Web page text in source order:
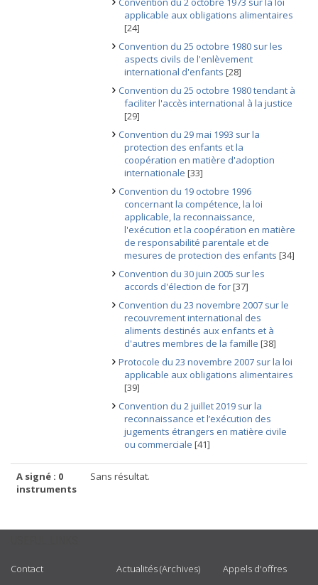
applicable aux obligations alimentaires
[24]
Convention du 25 octobre 1980 sur les
aspects civils de l'enlèvement
international d'enfants [28]
Convention du 25 octobre 1980 tendant à
faciliter l'accès international à la justice
[29]
Convention du 29 mai 1993 sur la
protection des enfants et la
coopération en matière d'adoption
internationale [33]
Convention du 19 octobre 1996
concernant la compétence, la loi
applicable, la reconnaissance,
l'exécution et la coopération en matière
de responsabilité parentale et de
mesures de protection des enfants [34]
Convention du 30 juin 2005 sur les
accords d'élection de for[37]
Convention du 23 novembre 2007 sur le
recouvrement international des
aliments destinés aux enfants et à
d'autres membres de la famille [38]
Protocole du 23 novembre 2007 sur la loi
applicable aux obligations alimentaires
[39]
Convention du 2 juillet 2019 sur la
reconnaissance et l’exécution des
jugements étrangers en matière civile
ou commerciale [41]
A signé : 0
instruments
Sans résultat.
Contact
Actualités (Archives)
Appels d'offres